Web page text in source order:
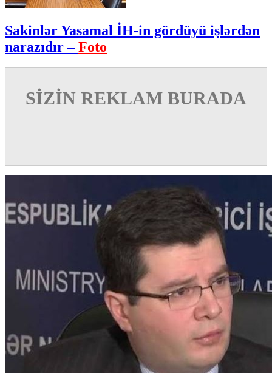
Sakinlər Yasamal İH-in gördüyü işlərdən
narazıdır –Foto
SİZİN REKLAM BURADA